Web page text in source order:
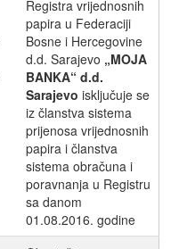
Registra vrijednosnih
papira u Federaciji
Bosne i Hercegovine
d.d. Sarajevo „MOJA
BANKA“ d.d.
Sarajevo isključuje se
iz članstva sistema
prijenosa vrijednosnih
papira i članstva
sistema obračuna i
poravnanja u Registru
sa danom
01.08.2016. godine